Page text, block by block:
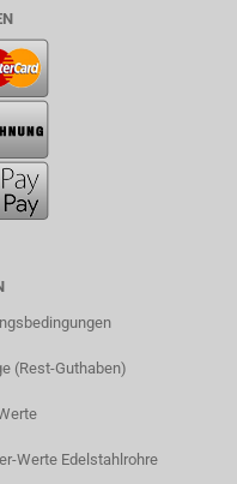
(Rest-Guthaben)
Werte Edelstahlrohre